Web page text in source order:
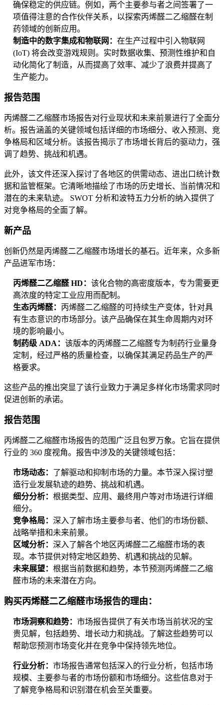
确保稳定的供应链。例如，两个主要参与者之间签署了一
项值得注意的合作伙伴关系，以探索丙烯醛二乙缩醛在制
药领域的创新应用。
制造中的数字集成和物联网： 在生产过程中引入物联网
(IoT) 将会改变游戏规则。实时数据收集、预测性维护和自
动化简化了制造，从而提高了效率、减少了浪费并提高了
生产能力。
报告范围
丙烯醛二乙缩醛市场报告对行业现状和未来前景进行了全面分
析。报告涵盖的关键领域包括详细的市场细分、收入预测、竞
争格局和区域分析。该报告揭示了市场增长背后的驱动力，强
调了趋势、挑战和机遇。
此外，该文件还深入探讨了各地区的供需动态、进出口统计数
据和监管框架。它清晰地描绘了市场的历史增长、当前情况和
潜在的未来轨迹。 SWOT 分析和波特五力分析的纳入提供了
对竞争格局的全面了解。
新产品
创新仍然是丙烯醛二乙缩醛市场增长的基石。近年来，众多新
产品进军市场：
丙烯醛二乙缩醛 HD： 该化合物的高密度版本，专为需要更
高浓度的特定工业应用而配制。
生态丙烯醛： 丙烯醛二乙缩醛的可持续生产变体，针对具
有生态意识的市场部分。该产品确保在其生命周期内对环
境的影响最小。
制药级 ADA： 该版本的丙烯醛二乙缩醛专为制药行业量身
定制，经过严格的质量检查，以确保其满足药品生产的严
格要求。
这些产品的推出突显了该行业致力于满足多样化市场需求同时
促进创新的承诺。
报告范围
丙烯醛二乙缩醛市场报告的范围广泛且包罗万象。它旨在提供
行业的 360 度视角。报告中涉及的关键领域包括：
市场动态： 了解驱动和抑制市场的力量。本节深入探讨塑
造行业发展轨迹的趋势、挑战和机遇。
细分分析： 根据类型、应用、最终用户等对市场进行详细
细分。
竞争格局： 深入了解市场主要参与者、他们的市场份额、
战略举措和未来前景。
区域分析： 深入了解各个地区丙烯醛二乙缩醛市场的表
现。本节提供对特定地区趋势、机遇和挑战的见解。
未来展望： 根据当前数据和趋势，本节预测丙烯醛二乙缩
醛市场的未来潜在方向。
购买丙烯醛二乙缩醛市场报告的理由：
市场洞察和趋势： 市场报告提供了有关市场当前状况的宝
贵见解，包括趋势、增长动力和挑战。了解这些趋势可以
帮助您预测市场变化并在竞争中保持领先地位。
行业分析： 市场报告通常包括深入的行业分析，包括市场
规模、主要参与者的市场份额和市场细分。这些信息对于
了解竞争格局和识别潜在机会至关重要。